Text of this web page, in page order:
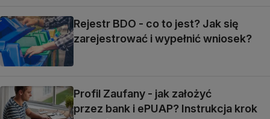
Rejestr BDO - co to jest? Jak się
zarejestrować i wypełnić wniosek?
Profil Zaufany - jak założyć
przez bank i ePUAP? Instrukcja krok